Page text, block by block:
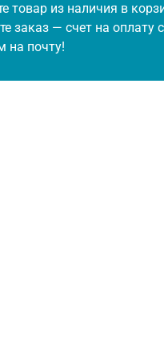
товар из наличия в
заказ — счет на оплату
на почту!